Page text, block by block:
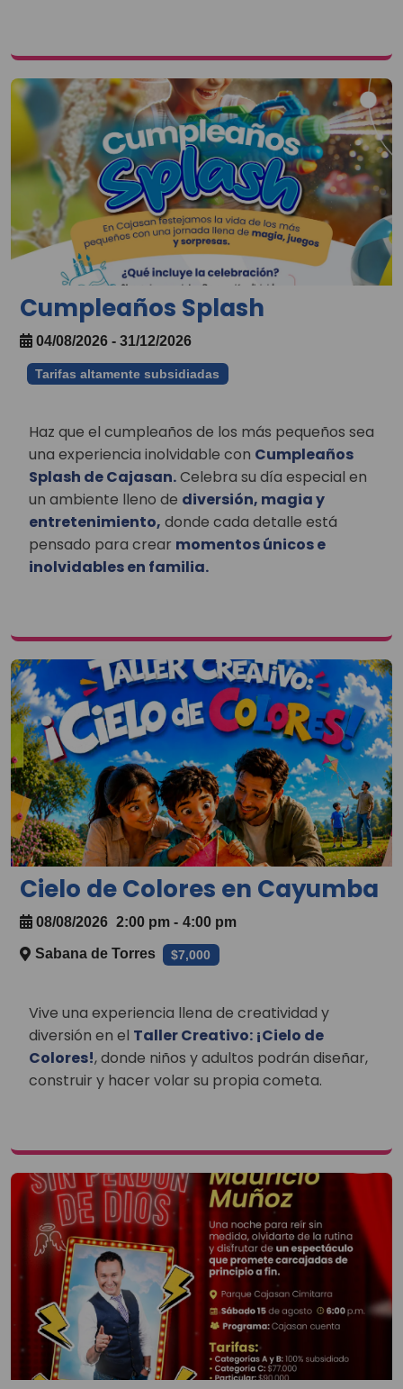
Cumpleaños Splash
04/08/2026 - 31/12/2026
Tarifas altamente subsidiadas
Haz que el cumpleaños de los más pequeños sea
una experiencia inolvidable con Cumpleaños
Splash de Cajasan.Celebra su día especial en
un ambiente lleno de diversión, magia y
entretenimiento, donde cada detalle está
pensado para crear momentos únicos e
inolvidables en familia.
Cielo de Colores en Cayumba
08/08/2026 2:00 pm - 4:00 pm
Sabana de Torres $7,000
Vive una experiencia llena de creatividad y
diversión en el Taller Creativo: ¡Cielo de
Colores!, donde niños y adultos podrán diseñar,
construir y hacer volar su propia cometa.